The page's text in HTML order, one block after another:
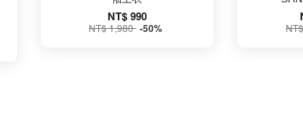
NT$ 990
NT$ 1,980 -50%